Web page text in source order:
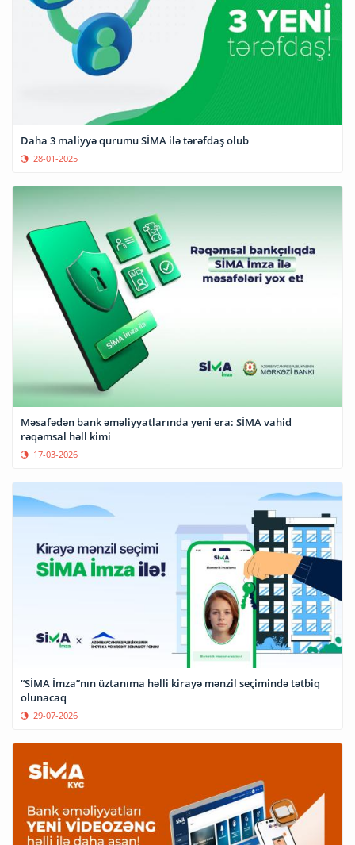
Daha 3 maliyyə qurumu SİMA ilə tərəfdaş olub
28-01-2025
Məsafədən bank əməliyyatlarında yeni era: SİMA vahid
rəqəmsal həll kimi
17-03-2026
“SİMA İmza”nın üztanıma həlli kirayə mənzil seçimində tətbiq
olunacaq
29-07-2026